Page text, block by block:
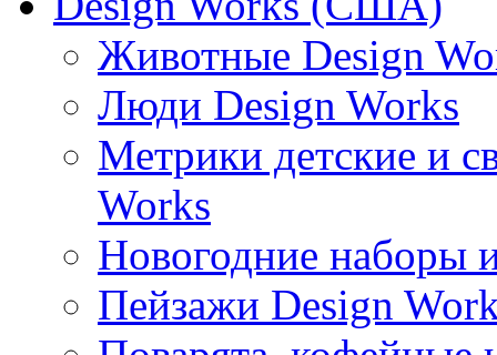
Животные Design
Люди Design Works
Метрики детские и
Works
Новогодние наборы
Пейзажи Design